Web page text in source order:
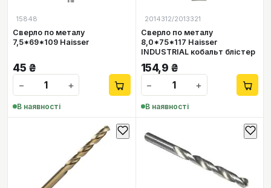
15848
Сверло по металу
7,5*69*109 Haisser
45 ₴
−
+
В наявності
2014312/2013321
Сверло по металу
8,0*75*117 Haisser
INDUSTRIAL кобальт блістер
154,9 ₴
−
+
В наявності